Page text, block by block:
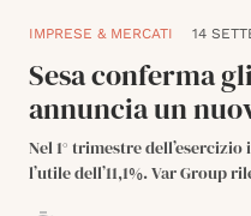
IMPRESE & MERCATI 14
Sesa conferma
annuncia un
Nel 1° trimestre
l’utile dell’11,1%. Var Group